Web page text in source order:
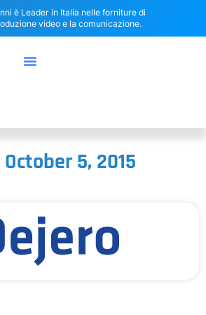
è Leader in Italia nelle forniture di
video e la comunicazione.
October 5, 2015